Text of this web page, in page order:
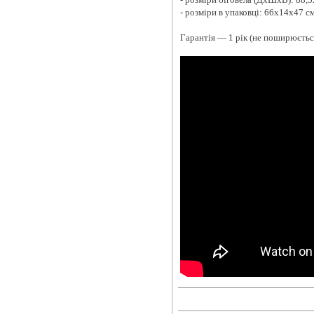
- розміри в упаковці: 66x14x47
Гарантія — 1 рік (не